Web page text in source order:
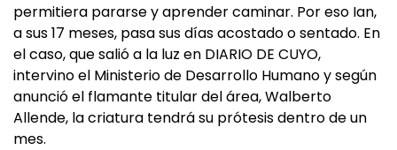
permitiera pararse y aprender caminar. Por eso Ian,
a sus 17 meses, pasa sus días acostado o sentado. En
el caso, que salió a la luz en DIARIO DE CUYO,
intervino el Ministerio de Desarrollo Humano y según
anunció el flamante titular del área, Walberto
Allende, la criatura tendrá su prótesis dentro de un
mes.